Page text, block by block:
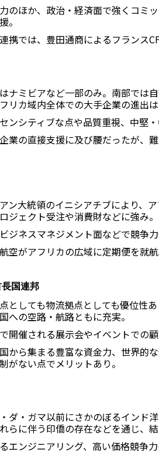
のほか、政治・経済面で強くコミ
。
携では、豊田通商によるフランス
ナミビアなど一部のみ。南部では
リカ域内全体での大手企業の進出
ンシティブな点や品質重視、中堅
業の直接支援に及び腰だったが、
ン大統領のイニシアチブにより、
ジェクト受注や消費財などに強み。
ジネスマネジメント面などで競争
空がアフリカの広域に定期便を就航
国連邦
としても物流拠点としても優位性
への空路・航路ともに充実。
開催される展示会やイベントでの顧
から集まる豊富な資金力、世界的
がない点でメリットあり。
ダ・ガマ以前にさかのぼるインド
らに伴う印僑の存在などを通じ、結
エンジニアリング、高い価格競争